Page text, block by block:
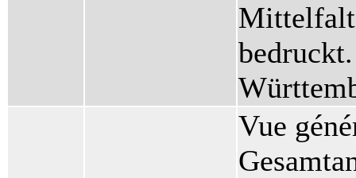
Vue